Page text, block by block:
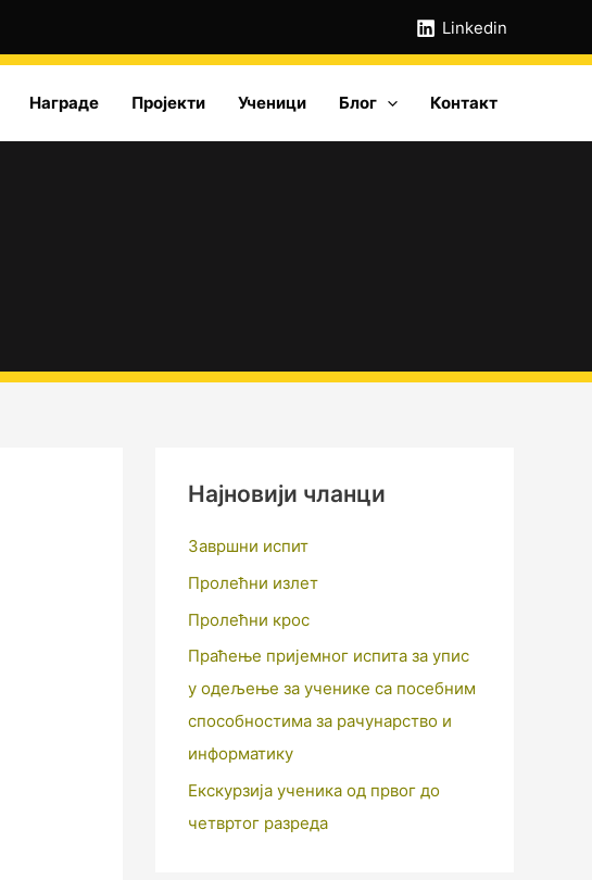
Linkedin
Награде Пројекти Ученици Блог Контакт
Најновији чланци
Завршни испит
Пролећни излет
Пролећни крос
Праћење пријемног испита за упис
у одељење за ученике са посебним
способностима за рачунарство и
информатику
Екскурзија ученика од првог до
четвртог разреда
и
в